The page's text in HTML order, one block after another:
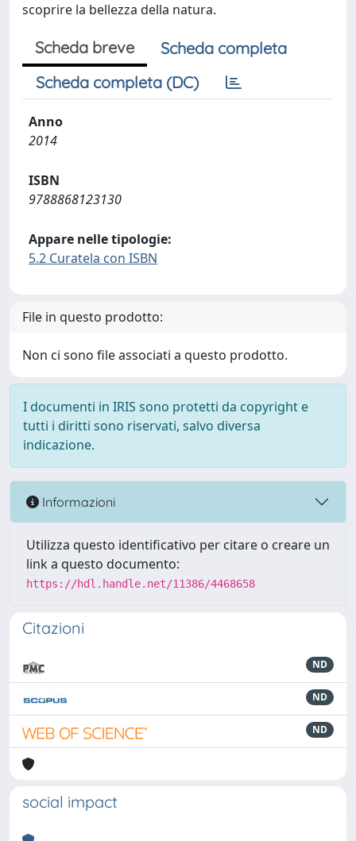
scoprire la bellezza della natura.
Scheda breve
Scheda completa
Scheda completa (DC)
Anno
2014
ISBN
9788868123130
Appare nelle tipologie:
5.2 Curatela con ISBN
File in questo prodotto:
Non ci sono file associati a questo prodotto.
I documenti in IRIS sono protetti da copyright e
tutti i diritti sono riservati, salvo diversa
indicazione.
Informazioni
Utilizza questo identificativo per citare o creare un
link a questo documento:
https://hdl.handle.net/11386/4468658
Citazioni
ND
ND
ND
social impact